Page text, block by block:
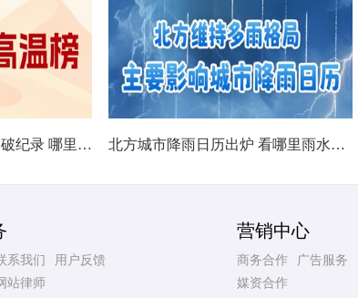
数据看今年7月哪里热到破纪录 哪里暑热连轴转 北方城市降雨日历出炉 看哪里雨水超长待机
系我们
用户反馈
站律师
营销中心
商务合作
广告服务
媒资合作